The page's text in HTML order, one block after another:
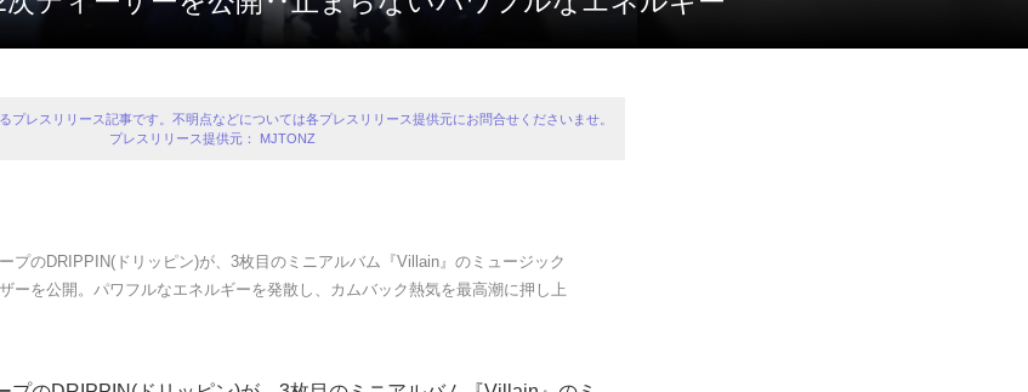
プレスリリース記事です。不明点などについては各プレスリリース提供元にお問合せくださいませ。
プレスリリース提供元： MJTONZ
プのDRIPPIN(ドリッピン)が、3枚目のミニアルバム『Villain』のミュージック
ーを公開。パワフルなエネルギーを発散し、カムバック熱気を最高潮に押し上